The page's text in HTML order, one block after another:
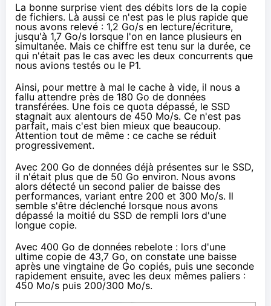
La bonne surprise vient des débits lors de la copie
de fichiers. Là aussi ce n'est pas le plus rapide que
nous avons relevé : 1,2 Go/s en lecture/écriture,
jusqu'à 1,7 Go/s lorsque l'on en lance plusieurs en
simultanée. Mais ce chiffre est tenu sur la durée, ce
qui n'était pas le cas avec les deux concurrents que
nous avions testés ou le P1.
Ainsi, pour mettre à mal le cache à vide, il nous a
fallu attendre près de 180 Go de données
transférées. Une fois ce quota dépassé, le SSD
stagnait aux alentours de 450 Mo/s. Ce n'est pas
parfait, mais c'est bien mieux que beaucoup.
Attention tout de même : ce cache se réduit
progressivement.
Avec 200 Go de données déjà présentes sur le SSD,
il n'était plus que de 50 Go environ. Nous avons
alors détecté un second palier de baisse des
performances, variant entre 200 et 300 Mo/s. Il
semble s'être déclenché lorsque nous avons
dépassé la moitié du SSD de rempli lors d'une
longue copie.
Avec 400 Go de données rebelote : lors d'une
ultime copie de 43,7 Go, on constate une baisse
après une vingtaine de Go copiés, puis une seconde
rapidement ensuite, avec les deux mêmes paliers :
450 Mo/s puis 200/300 Mo/s.